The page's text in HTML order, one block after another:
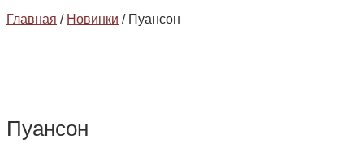
Главная / Новинки / Пуансон
Пуансон